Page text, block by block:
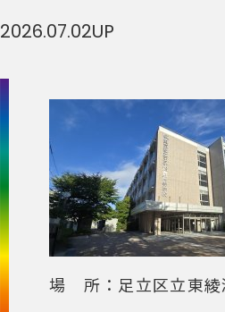
2026.07.02UP
場 所：足立区立東綾